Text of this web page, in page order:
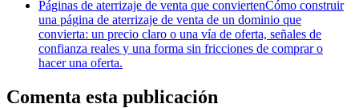
Páginas de aterrizaje de venta que conviertenCómo construir
una página de aterrizaje de venta de un dominio que
convierta: un precio claro o una vía de oferta, señales de
confianza reales y una forma sin fricciones de comprar o
hacer una oferta.
Comenta esta publicación